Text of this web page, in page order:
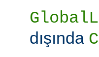
dışında